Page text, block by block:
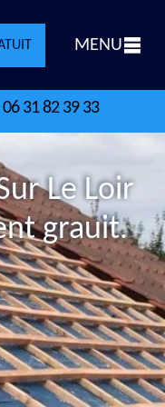
MENU
06 31 82 39 33
Le Loir
grauit.